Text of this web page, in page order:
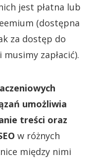
jest płatna lub
(dostępna
za dostęp do
zapłacić).
umożliwia
treści oraz
w różnych
między nimi